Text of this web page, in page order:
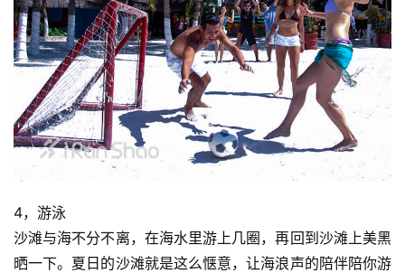
4，游泳
沙滩与海不分不离，在海水里游上几圈，再回到沙滩上美黑
晒一下。夏日的沙滩就是这么惬意，让海浪声的陪伴陪你游